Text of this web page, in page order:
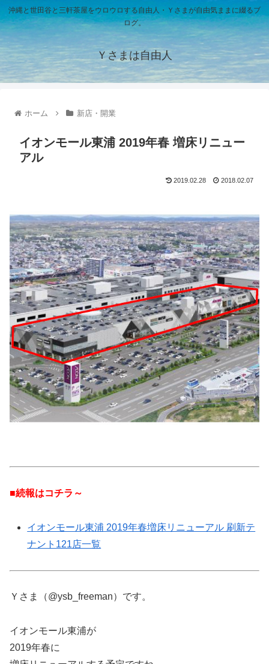
沖縄と世田谷と三軒茶屋をウロウロする自由人・Ｙさまが自由気ままに綴るブ
ログ。
Ｙさまは自由人
ホーム 新店・開業
イオンモール東浦 2019年春 増床リニュー
アル
2019.02.28 2018.02.07
■続報はコチラ～
イオンモール東浦 2019年春増床リニューアル 刷新テ
ナント121店一覧
Ｙさま（@ysb_freeman）です。
イオンモール東浦が
2019年春に